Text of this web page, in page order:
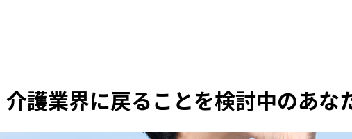
介護業界に戻ることを検討中のあな